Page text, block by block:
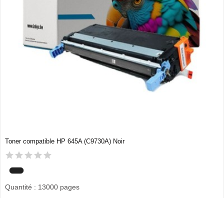
Toner compatible HP 645A (C9730A) Noir
Quantité : 13000 pages